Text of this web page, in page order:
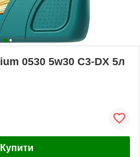
0530 5w30 C3-DX 5л
Купити